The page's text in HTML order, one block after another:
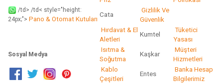
/td> /td< style="height:
24px;"> Pano & Otomat Kutuları
Cata
Gizlilik Ve
Güvenlik
Hırdavat & El
Aletleri
Kumtel
Tüketici
Yasası
Sosyal Medya
Isıtma &
Soğutma
Kaşkar
Müşteri
Hizmetleri
Kablo
Çeşitleri
Entes
Banka Hesap
Bilgilerimiz